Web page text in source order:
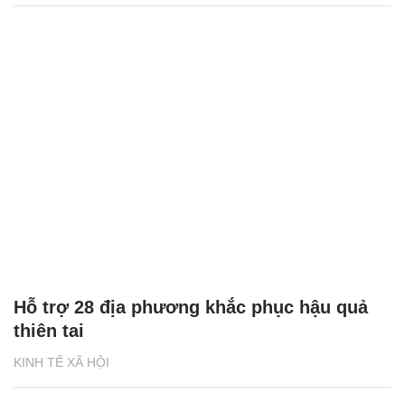
KINH TẾ XÃ HỘI
Hỗ trợ 28 địa phương khắc phục hậu quả
thiên tai